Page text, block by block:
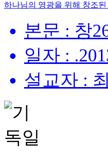
하나님의 영광을 위해 창조된
본문 : 창
일자 :
설교자 :